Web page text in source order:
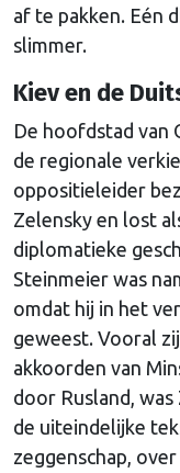
af te pakken. Eén
slimmer.
Kiev en de
De hoofdstad van
de regionale
oppositieleider
Zelensky en lost
diplomatieke
Steinmeier was
omdat hij in het
geweest. Vooral
akkoorden van
door Rusland,
de uiteindelijke
zeggenschap,